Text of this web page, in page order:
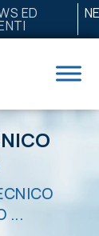
ED
...